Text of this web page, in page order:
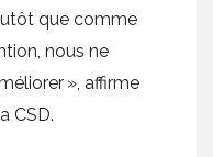
que comme
nous ne
», affirme
CSD.